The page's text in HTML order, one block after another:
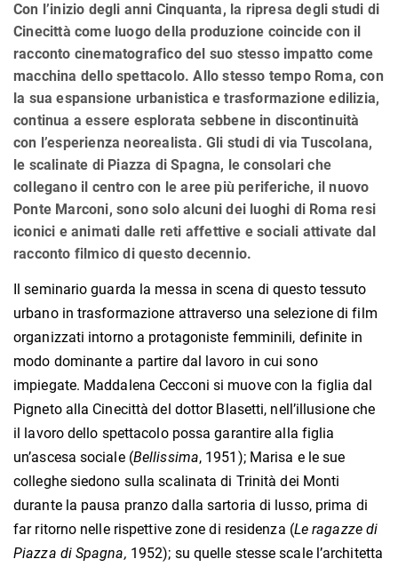
Con l’inizio degli anni Cinquanta, la ripresa degli studi di
Cinecittà come luogo della produzione coincide con il
racconto cinematografico del suo stesso impatto come
macchina dello spettacolo. Allo stesso tempo Roma, con
la sua espansione urbanistica e trasformazione edilizia,
continua a essere esplorata sebbene in discontinuità
con l’esperienza neorealista. Gli studi di via Tuscolana,
le scalinate di Piazza di Spagna, le consolari che
collegano il centro con le aree più periferiche, il nuovo
Ponte Marconi, sono solo alcuni dei luoghi di Roma resi
iconici e animati dalle reti affettive e sociali attivate dal
racconto filmico di questo decennio.
Il seminario guarda la messa in scena di questo tessuto
urbano in trasformazione attraverso una selezione di film
organizzati intorno a protagoniste femminili, definite in
modo dominante a partire dal lavoro in cui sono
impiegate. Maddalena Cecconi si muove con la figlia dal
Pigneto alla Cinecittà del dottor Blasetti, nell’illusione che
il lavoro dello spettacolo possa garantire alla figlia
un’ascesa sociale (Bellissima, 1951); Marisa e le sue
colleghe siedono sulla scalinata di Trinità dei Monti
durante la pausa pranzo dalla sartoria di lusso, prima di
far ritorno nelle rispettive zone di residenza (Le ragazze di
Piazza di Spagna, 1952); su quelle stesse scale l’architetta